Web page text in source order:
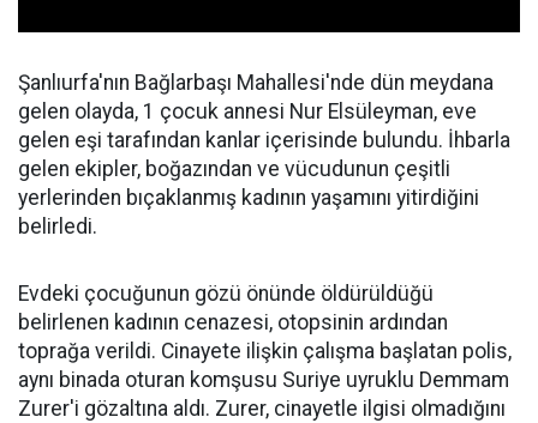
Şanlıurfa'nın Bağlarbaşı Mahallesi'nde dün meydana
gelen olayda, 1 çocuk annesi Nur Elsüleyman, eve
gelen eşi tarafından kanlar içerisinde bulundu. İhbarla
gelen ekipler, boğazından ve vücudunun çeşitli
yerlerinden bıçaklanmış kadının yaşamını yitirdiğini
belirledi.
Evdeki çocuğunun gözü önünde öldürüldüğü
belirlenen kadının cenazesi, otopsinin ardından
toprağa verildi. Cinayete ilişkin çalışma başlatan polis,
aynı binada oturan komşusu Suriye uyruklu Demmam
Zurer'i gözaltına aldı. Zurer, cinayetle ilgisi olmadığını